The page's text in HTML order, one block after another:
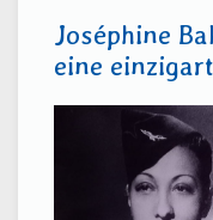
Joséphine
eine